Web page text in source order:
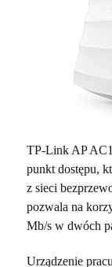
TP-Link AP
punkt dostępu,
z sieci
pozwala na
Mb/s w dwóch
Urządzenie